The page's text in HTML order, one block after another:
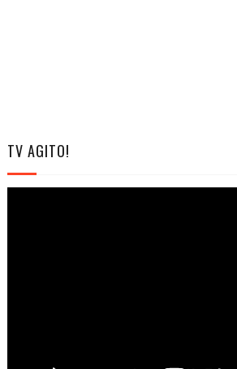
TV AGITO!